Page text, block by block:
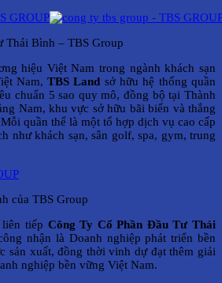
Thái Bình – TBS Group
hiệu Việt Nam trong ngành khách sạn
Nam,TBS Land sở hữu hệ thống quần
chuẩn 5 sao quy mô, đồng bộ tại Thành
Nam, khu vực sở hữu bãi biển và thắng
quần thể là một tổ hợp dịch vụ cao cấp
như khách sạn, sân golf, spa, gym, trung
của TBS Group
tiếp Công Ty Cổ Phần Đầu Tư Thái
nhận là Doanh nghiệp phát triển bền
sản xuất, đồng thời vinh dự đạt thêm giải
nghiệp bền vững Việt Nam.